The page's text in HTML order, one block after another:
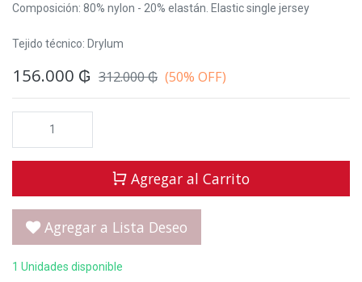
Composición: 80% nylon - 20% elastán. Elastic single jersey
Tejido técnico: Drylum
156.000 ₲ 312.000₲ (50% OFF)
Agregar al Carrito
Agregar a Lista Deseo
1 Unidades disponible